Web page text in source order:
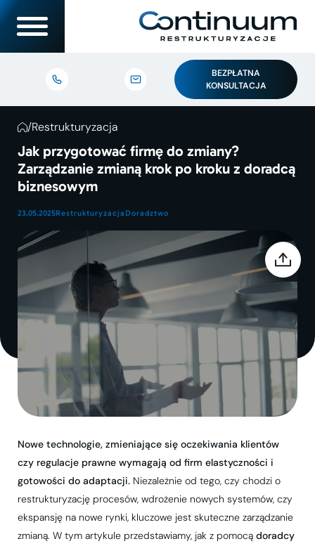
BEZPŁATNA
KONSULTACJA
/Restrukturyzacja
Jak przygotować firmę do zmiany?
Zarządzanie zmianą krok po kroku z doradcą
biznesowym
23.05.2025Restrukturyzacja Doradztwo
Nowe technologie, zmieniające się oczekiwania klientów
czy regulacje prawne wymagają od firm elastyczności i
gotowości do adaptacji. Niezależnie od tego, czy chodzi o
restrukturyzację procesów, wdrożenie nowych systemów, czy
ekspansję na nowe rynki, kluczowe jest skuteczne zarządzanie
zmianą. W tym artykule przedstawiamy, jak z pomocą doradcy